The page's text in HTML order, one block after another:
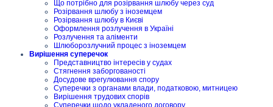
Що потрібно для розірвання шлюбу через суд
Розірвання шлюбу з іноземцем
Розірвання шлюбу в Києві
Оформлення розлучення в Україні
Розлучення та аліменти
Шлюборозлучний процес з іноземцем
Вирішення суперечок
Представництво інтересів у судах
Стягнення заборгованості
Досудове врегулювання спору
Суперечки з органами влади, податковою, митницею
Вирішення трудових спорів